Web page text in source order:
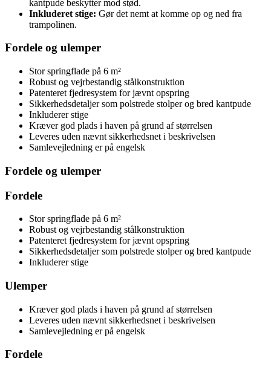
kantpude beskytter mod stød.
Inkluderet stige: Gør det nemt at komme op og ned fra
trampolinen.
Fordele og ulemper
Stor springflade på 6 m²
Robust og vejrbestandig stålkonstruktion
Patenteret fjedresystem for jævnt opspring
Sikkerhedsdetaljer som polstrede stolper og bred kantpude
Inkluderer stige
Kræver god plads i haven på grund af størrelsen
Leveres uden nævnt sikkerhedsnet i beskrivelsen
Samlevejledning er på engelsk
Fordele og ulemper
Fordele
Stor springflade på 6 m²
Robust og vejrbestandig stålkonstruktion
Patenteret fjedresystem for jævnt opspring
Sikkerhedsdetaljer som polstrede stolper og bred kantpude
Inkluderer stige
Ulemper
Kræver god plads i haven på grund af størrelsen
Leveres uden nævnt sikkerhedsnet i beskrivelsen
Samlevejledning er på engelsk
Fordele